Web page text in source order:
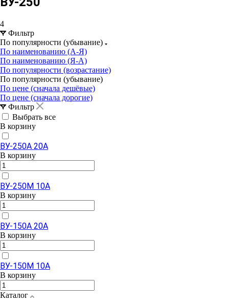
4
Фильтр
По популярности (убывание)
По наименованию (А-Я)
По наименованию (Я-А)
По популярности (возрастание)
По популярности (убывание)
По цене (сначала дешёвые)
По цене (сначала дорогие)
Фильтр
Выбрать все
В корзину
ВУ-250А 20А
В корзину
ВУ-250М 10А
В корзину
ВУ-150А 20А
В корзину
ВУ-150М 10А
В корзину
Каталог